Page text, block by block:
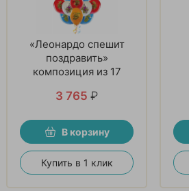
«Леонардо спешит
поздравить»
композиция из 17
3 765 ₽
В корзину
Купить в 1 клик